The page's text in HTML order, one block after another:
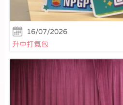
16/07/2026
升中打氣包